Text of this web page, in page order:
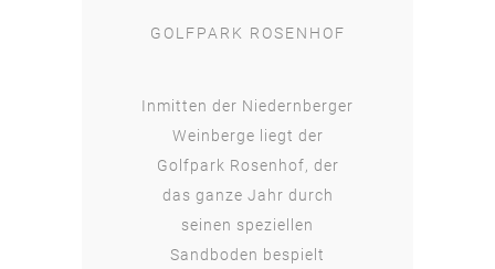
GOLFPARK ROSENHOF
Inmitten der Niedernberger
Weinberge liegt der
Golfpark Rosenhof, der
das ganze Jahr durch
seinen speziellen
Sandboden bespielt